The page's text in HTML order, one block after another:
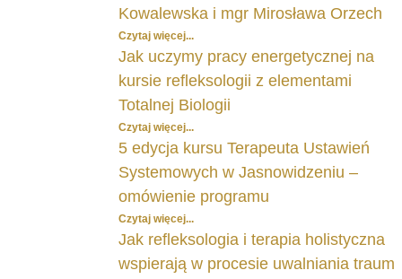
Kowalewska i mgr Mirosława Orzech
Czytaj więcej...
Jak uczymy pracy energetycznej na
kursie refleksologii z elementami
Totalnej Biologii
Czytaj więcej...
5 edycja kursu Terapeuta Ustawień
Systemowych w Jasnowidzeniu –
omówienie programu
Czytaj więcej...
Jak refleksologia i terapia holistyczna
wspierają w procesie uwalniania traum